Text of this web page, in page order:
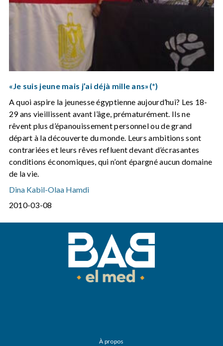
«Je suis jeune mais j’ai déjà mille ans»(*)
A quoi aspire la jeunesse égyptienne aujourd’hui? Les 18-
29 ans vieillissent avant l’âge, prématurément. Ils ne
rêvent plus d’épanouissement personnel ou de grand
départ à la découverte du monde. Leurs ambitions sont
contrariées et leurs rêves refluent devant d’écrasantes
conditions économiques, qui n’ont épargné aucun domaine
de la vie.
Dina Kabil-Olaa Hamdi
2010-03-08
À propos